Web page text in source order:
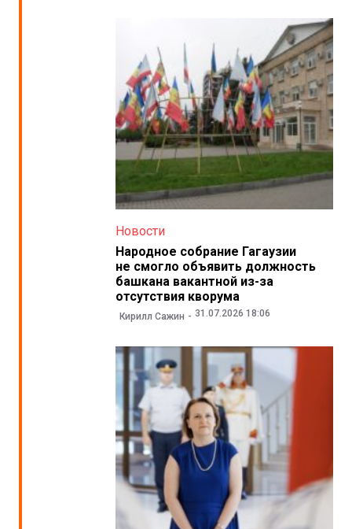
Новости
Народное собрание Гагаузии
не смогло объявить должность
башкана вакантной из-за
отсутствия кворума
Кирилл Сажин 31.07.2026 18:06